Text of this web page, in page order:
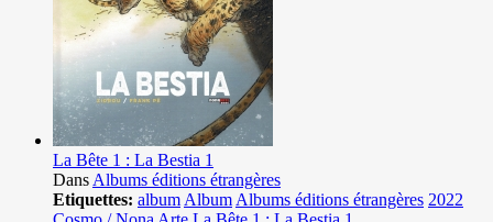
La Bête 1 : La Bestia 1
Dans Albums éditions étrangères
Etiquettes: album Album Albums éditions étrangères 2022